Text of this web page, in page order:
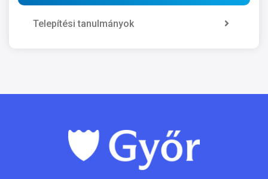
Telepítési tanulmányok